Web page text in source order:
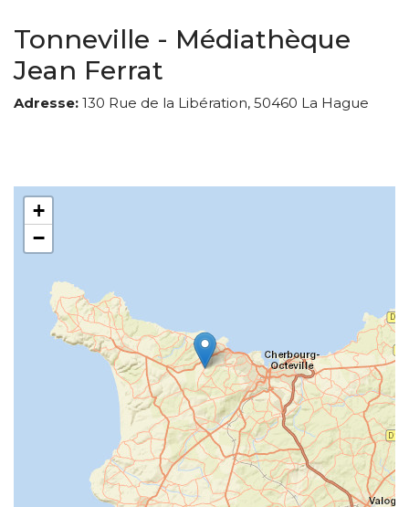
Tonneville - Médiathèque
Jean Ferrat
Adresse: 130 Rue de la Libération, 50460 La Hague
+
−